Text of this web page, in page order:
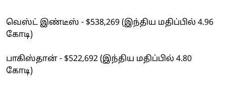
வெஸ்ட் இண்டீஸ் - $538,269 (இந்திய மதிப்பில் 4.96
கோடி)
பாகிஸ்தான் - $522,692 (இந்திய மதிப்பில் 4.80
கோடி)